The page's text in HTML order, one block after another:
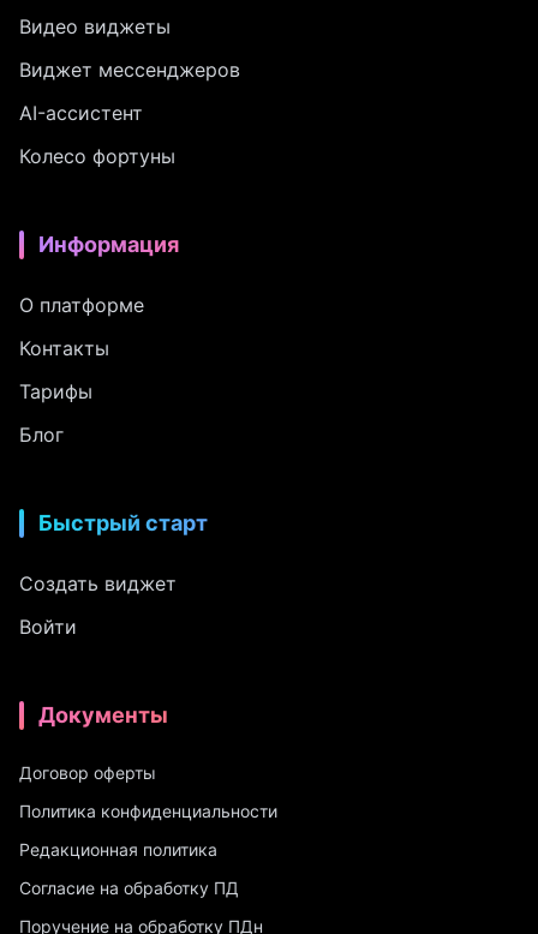
Видео виджеты
Виджет мессенджеров
AI-ассистент
Колесо фортуны
Информация
О платформе
Контакты
Тарифы
Блог
Быстрый старт
Создать виджет
Войти
Документы
Договор оферты
Политика конфиденциальности
Редакционная политика
Согласие на обработку ПД
Поручение на обработку ПДн